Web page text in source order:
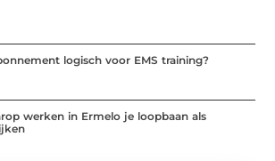
logisch voor EMS training?
werken in Ermelo je loopbaan als